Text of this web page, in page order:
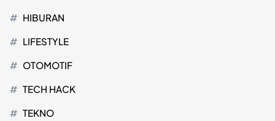
HIBURAN
LIFESTYLE
OTOMOTIF
TECH HACK
TEKNO